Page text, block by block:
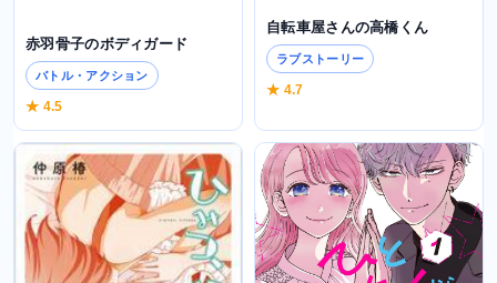
赤羽骨子のボディガード
バトル・アクション
★ 4.5
自転車屋さんの高橋くん
ラブストーリー
★ 4.7